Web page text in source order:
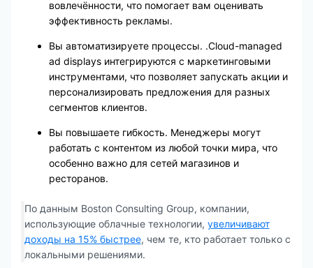
вовлечённости, что помогает вам оценивать
эффективность рекламы.
Вы автоматизируете процессы. .Cloud-managed
ad displays интегрируются с маркетинговыми
инструментами, что позволяет запускать акции и
персонализировать предложения для разных
сегментов клиентов.
Вы повышаете гибкость. Менеджеры могут
работать с контентом из любой точки мира, что
особенно важно для сетей магазинов и
ресторанов.
По данным Boston Consulting Group, компании,
использующие облачные технологии, увеличивают
доходы на 15% быстрее, чем те, кто работает только с
локальными решениями.